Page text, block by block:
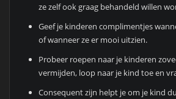
ze zelf ook graag behandeld willen
Geef je kinderen complimentjes
of wanneer ze er mooi uitzien.
Probeer roepen naar je kinderen
vermijden, loop naar je kind toe en
Consequent zijn helpt je om je kind